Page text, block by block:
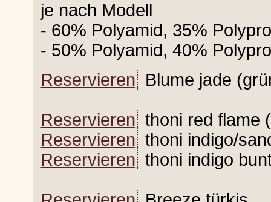
je nach Modell
- 60% Polyamid, 35%
- 50% Polyamid, 40%
Reservieren Blume jade
Reservieren thoni red flame
Reservieren thoni indigo/
Reservieren thoni indigo